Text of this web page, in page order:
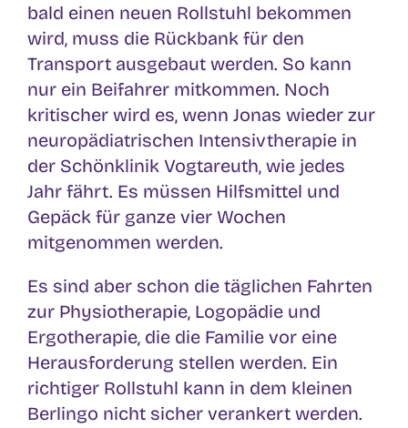
bald einen neuen Rollstuhl bekommen
wird, muss die Rückbank für den
Transport ausgebaut werden. So kann
nur ein Beifahrer mitkommen. Noch
kritischer wird es, wenn Jonas wieder zur
neuropädiatrischen Intensivtherapie in
der Schönklinik Vogtareuth, wie jedes
Jahr fährt. Es müssen Hilfsmittel und
Gepäck für ganze vier Wochen
mitgenommen werden.
Es sind aber schon die täglichen Fahrten
zur Physiotherapie, Logopädie und
Ergotherapie, die die Familie vor eine
Herausforderung stellen werden. Ein
richtiger Rollstuhl kann in dem kleinen
Berlingo nicht sicher verankert werden.